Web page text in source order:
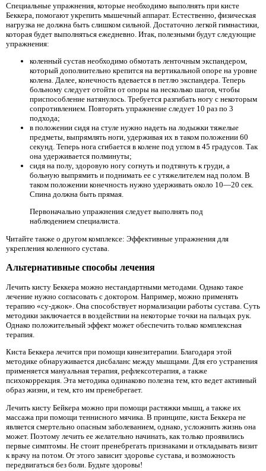
Специальные упражнения, которые необходимо выполнять при кисте
Беккера, помогают укрепить мышечный аппарат. Естественно, физическая
нагрузка не должна быть слишком сильной. Достаточно легкой гимнастики,
которая будет выполняться ежедневно. Итак, полезными будут следующие
упражнения:
коленный сустав необходимо обмотать ленточным экспандером,
который дополнительно крепится на вертикальной опоре на уровне
колена. Далее, конечность вдевается в петлю экспандера. Теперь
больному следует отойти от опоры на несколько шагов, чтобы
приспособление натянулось. Требуется разгибать ногу с некоторым
сопротивлением. Повторять упражнение следует 10 раз по 3
подхода;
в положении сидя на стуле нужно надеть на лодыжки тяжелые
предметы, выпрямлять ноги, удерживая их в таком положении 60
секунд. Теперь нога сгибается в колене под углом в 45 градусов. Так
она удерживается полминуты;
сидя на полу, здоровую ногу согнуть и подтянуть к груди, а
больную выпрямить и поднимать ее с утяжелителем над полом. В
таком положении конечность нужно удерживать около 10—20 сек.
Спина должна быть прямая.
Первоначально упражнения следует выполнять под
наблюдением специалиста.
Читайте также о другом комплексе: Эффективные упражнения для
укрепления коленного сустава.
Альтернативные способы лечения
Лечить кисту Беккера можно нестандартными методами. Однако такое
лечение нужно согласовать с доктором. Например, можно применять
терапию «су-джок». Она способствует нормализации работы сустава. Суть
методики заключается в воздействии на некоторые точки на пальцах рук.
Однако положительный эффект может обеспечить только комплексная
терапия.
Киста Беккера лечится при помощи кинезитерапии. Благодаря этой
методике обнаруживается дисбаланс между мышцами. Для его устранения
применяется мануальная терапия, рефлексотерапия, а также
психокоррекция. Эта методика одинаково полезна тем, кто ведет активный
образ жизни, и тем, кто им пренебрегает.
Лечить кисту Бейкера можно при помощи растяжки мышц, а также их
массажа при помощи теннисного мячика. В принципе, киста Беккера не
является смертельно опасным заболеванием, однако, усложнить жизнь она
может. Поэтому лечить ее желательно начинать, как только проявились
первые симптомы. Не стоит пренебрегать признаками и откладывать визит
к врачу на потом. От этого зависит здоровье сустава, и возможность
передвигаться без боли. Будьте здоровы!